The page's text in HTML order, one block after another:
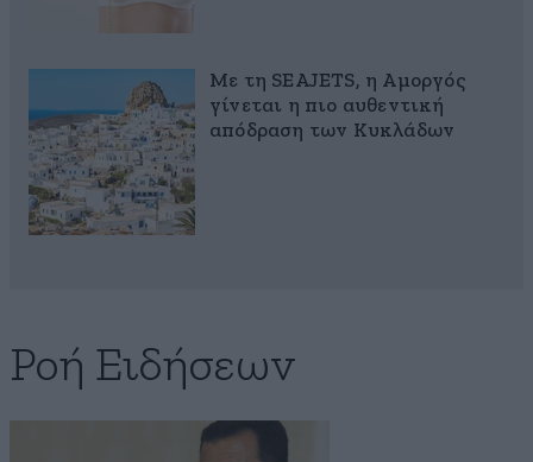
Με τη SEAJETS, η Αμοργός
γίνεται η πιο αυθεντική
απόδραση των Κυκλάδων
Ροή Ειδήσεων